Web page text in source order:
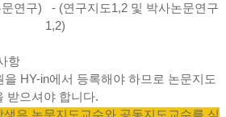
연구)
- (연구지도1,2 및 박사논문연구
1,2)
항
HY-in에서 등록해야 하므로 논문지도
받으셔야 합니다.
은 논문지도교수와 공동지도교수를 심